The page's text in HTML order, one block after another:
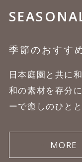
季節のおすす
日本庭園と共に
和の素材を存分
ーで癒しのひと
MORE